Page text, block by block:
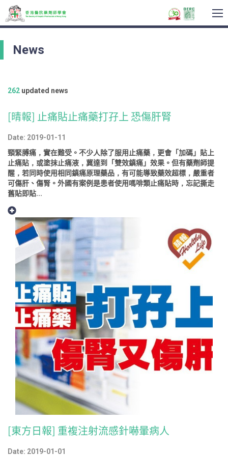
News
262 updated news
[晴報] 止痛貼止痛藥打孖上 恐傷肝腎
Date: 2019-01-11
頸緊膊痛，實在難受。不少人除了服用止痛藥，更會「加碼」貼上
止痛貼，或塗抹止痛液，冀達到「雙效鎮痛」效果。但有藥劑師提
醒，若同時使用相同鎮痛原理藥品，有可能導致藥效超標，嚴重者
可傷肝、傷腎。外國有案例是患者使用嗎啡類止痛貼時，忘記撕走
舊貼即貼...
[東方日報] 重複注射流感針嚇暈病人
Date: 2019-01-01